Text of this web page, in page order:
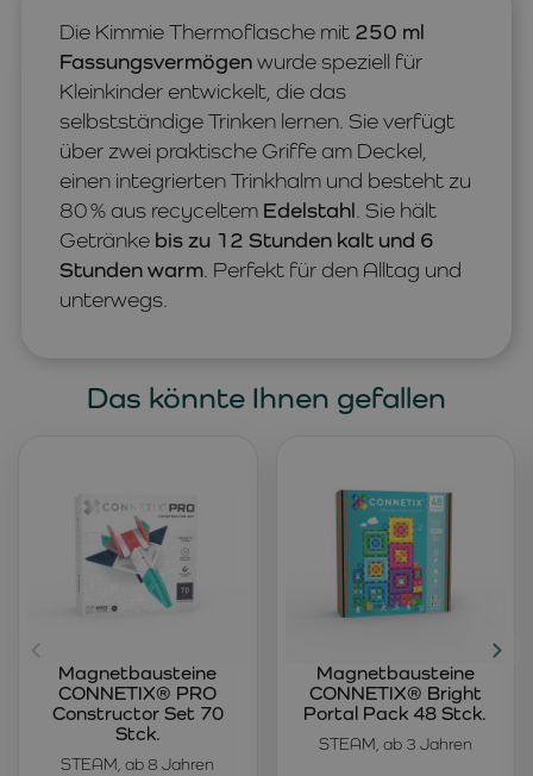
Die Kimmie Thermoflasche mit 250 ml
Fassungsvermögenwurde speziell für
Kleinkinder entwickelt, die das
selbstständige Trinken lernen. Sie verfügt
über zwei praktische Griffe am Deckel,
einen integrierten Trinkhalm und besteht zu
80 % aus recyceltem Edelstahl . Sie hält
Getränke bis zu 12 Stunden kalt und 6
Stunden warm . Perfekt für den Alltag und
unterwegs.
Das könnte Ihnen gefallen
STEAM, ab 8 Jahren
Magnetbausteine
CONNETIX® PRO
Constructor Set 70
Stck.
STEAM, ab 3 Jahren
Magnetbausteine
CONNETIX® Bright
Portal Pack 48 Stck.